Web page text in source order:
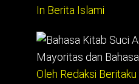
In Berita Islami
Mayoritas dan Bahasa
Oleh Redaksi Beritaku